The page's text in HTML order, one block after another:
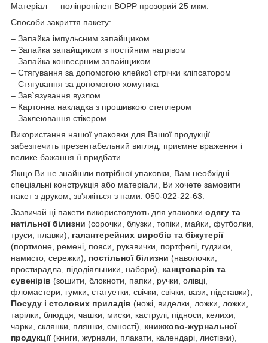
Матеріал ― поліпропілен BOPP прозорий 25 мкм.
Способи закриття пакету:
– Запайка імпульсним запайщиком
– Запайка запайщиком з постійним нагрівом
– Запайка конвеєрним запайщиком
– Стягування за допомогою клейкої стрічки кліпсатором
– Стягування за допомогою хомутика
– Зав`язування вузлом
– Картонна накладка з прошивкою степлером
– Заклеювання стікером
Використання нашої упаковки для Вашої продукції
забезпечить презентабельний вигляд приємне враження і
велике бажання її придбати
Якщо Ви не знайшли потрібної упаковки Вам необхідні
спеціальні конструкція або матеріали Ви хочете замовити
пакет з друком зв'яжіться з нами: 050-022-22-63
Зазвичай ці пакети використовують для упаковки одягу та
натільної білизни (сорочки, блузки, топіки, майки, футболки,
труси, плавки), галантерейних виробів та біжутерії
(портмоне, ремені, пояси, рукавички, портфелі, гудзики,
намисто, сережки), постільної білизни (наволочки,
простирадла, підодіяльники, набори), канцтоварів та
сувенірів (зошити, блокноти, папки, ручки, олівці,
фломастери, гумки, статуетки, свічки, свічки, вази, підставки),
Посуду і столових приладів (ножі, виделки, ложки, ложки,
тарілки, блюдця, чашки, миски, каструлі, підноси, келихи,
чарки, склянки, пляшки, ємності), книжково-журнальної
продукції(книги, журнали, плакати, календарі, листівки),